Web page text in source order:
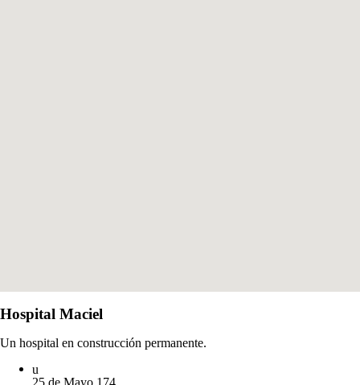
Hospital Maciel
Un hospital en construcción permanente.
25 de Mayo 174